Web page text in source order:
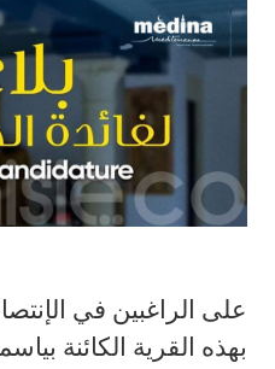
على الراغبين في
بهذه القرية الكائنة